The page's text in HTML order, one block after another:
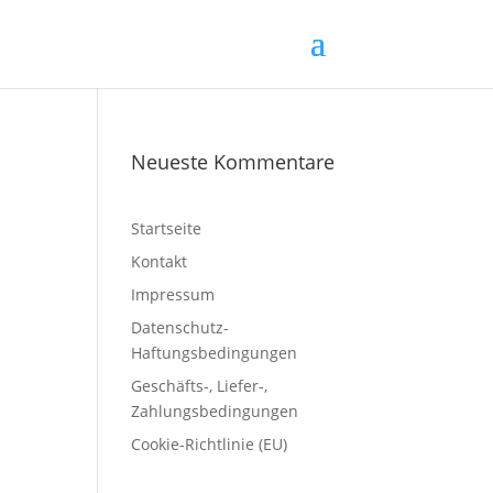
Neueste Kommentare
Startseite
Kontakt
Impressum
Datenschutz-
Haftungsbedingungen
Geschäfts-, Liefer-,
Zahlungsbedingungen
Cookie-Richtlinie (EU)